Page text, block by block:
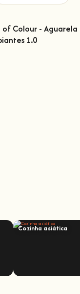
of Colour - Aguarela
of Colour -
1.0
Cozinha asiática